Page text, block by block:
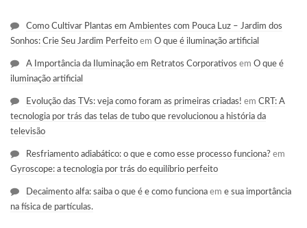
Como Cultivar Plantas em Ambientes com Pouca Luz – Jardim dos
Sonhos: Crie Seu Jardim Perfeito em O que é iluminação artificial
A Importância da Iluminação em Retratos Corporativos em O que é
iluminação artificial
Evolução das TVs: veja como foram as primeiras criadas! em CRT: A
tecnologia por trás das telas de tubo que revolucionou a história da
televisão
Resfriamento adiabático: o que e como esse processo funciona? em
Gyroscope: a tecnologia por trás do equilíbrio perfeito
Decaimento alfa: saiba o que é e como funciona em e sua importância
na física de partículas.